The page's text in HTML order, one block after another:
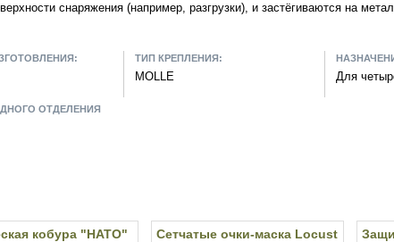
снаряжения (например, разгрузки), и застёгиваются на
ТИП КРЕПЛЕНИЯ:
MOLLE Для
ОТДЕЛЕНИЯ
кобура "НАТО"
Сетчатые очки-маска Locust